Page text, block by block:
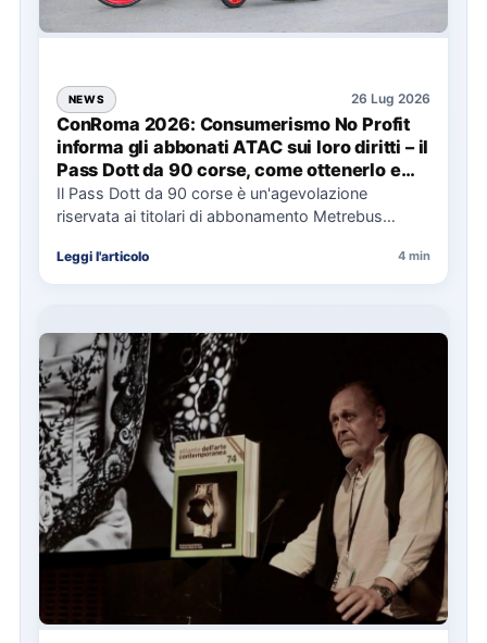
NEWS 26 Lug 2026
ConRoma 2026: Consumerismo No Profit
informa gli abbonati ATAC sui loro diritti – il
Pass Dott da 90 corse, come ottenerlo e
cosa spetta in caso di disservizi
Il Pass Dott da 90 corse è un'agevolazione
riservata ai titolari di abbonamento Metrebus
Leggi l'articolo 4 min